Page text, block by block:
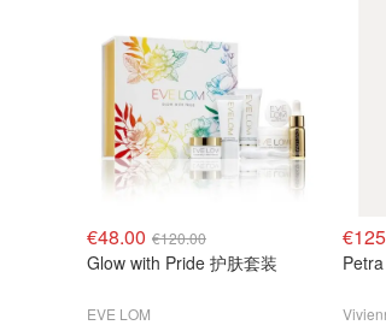
€48.00 €120.00
Glow with Pride 护肤套装
EVE LOM